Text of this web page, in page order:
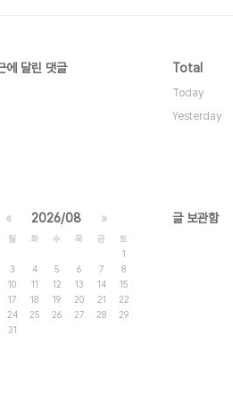
에 달린 댓글 Total
Today
Yesterday
« 2026/08 »
월 화 수 목 금
토
1
3 4 5 6 7
8
10 11 12 13 14
15
17 18 19 20 21
22
24 25 26 27 28
29
31
글 보관함